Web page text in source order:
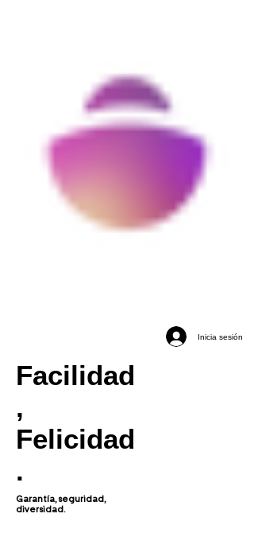
Inicia sesión
Facilidad
,
Felicidad
.
Garantía, seguridad,
diversidad.